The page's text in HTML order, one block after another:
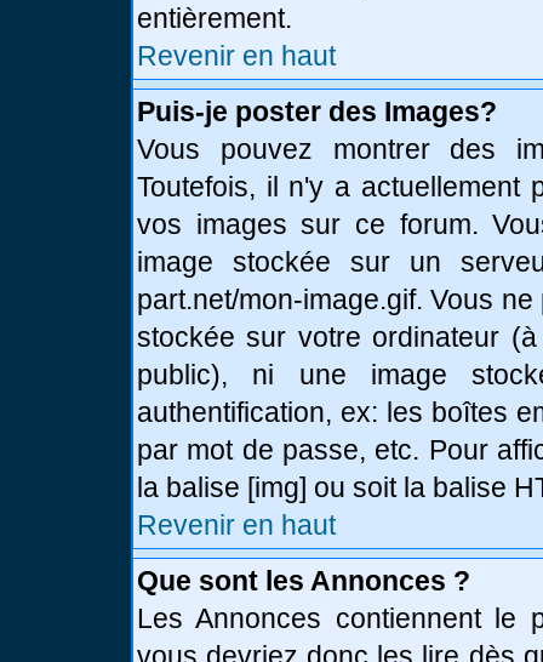
entièrement.
Revenir en haut
Puis-je poster des Images?
Vous pouvez montrer des
Toutefois, il n'y a actuellement
vos images sur ce forum.
image stockée sur un
part.net/mon-image.gif. Vous
stockée sur votre ordinateur
public), ni une image
authentification, ex: les boîtes
par mot de passe, etc. Pour
la balise [img] ou soit la balise
Revenir en haut
Que sont les Annonces ?
Les Annonces contiennent le